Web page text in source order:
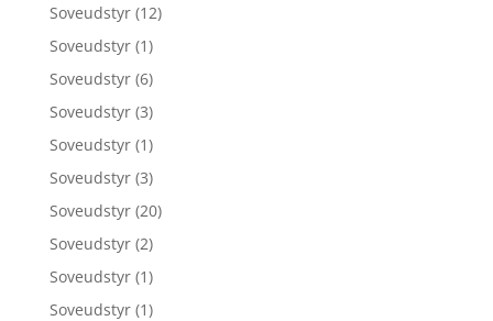
Soveudstyr (12)
Soveudstyr (1)
Soveudstyr (6)
Soveudstyr (3)
Soveudstyr (1)
Soveudstyr (3)
Soveudstyr (20)
Soveudstyr (2)
Soveudstyr (1)
Soveudstyr (1)